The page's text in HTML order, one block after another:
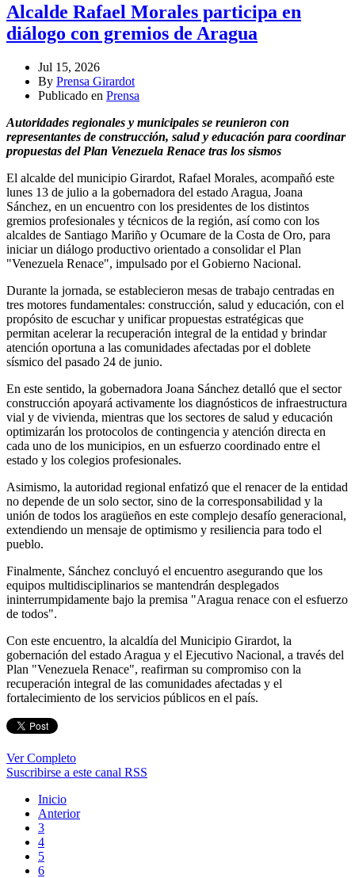
Alcalde Rafael Morales participa en
diálogo con gremios de Aragua
Jul 15, 2026
By Prensa Girardot
Publicado en Prensa
Autoridades regionales y municipales se reunieron con
representantes de construcción, salud y educación para coordinar
propuestas del Plan Venezuela Renace tras los sismos
El alcalde del municipio Girardot, Rafael Morales, acompañó este
lunes 13 de julio a la gobernadora del estado Aragua, Joana
Sánchez, en un encuentro con los presidentes de los distintos
gremios profesionales y técnicos de la región, así como con los
alcaldes de Santiago Mariño y Ocumare de la Costa de Oro, para
iniciar un diálogo productivo orientado a consolidar el Plan
"Venezuela Renace", impulsado por el Gobierno Nacional.
Durante la jornada, se establecieron mesas de trabajo centradas en
tres motores fundamentales: construcción, salud y educación, con el
propósito de escuchar y unificar propuestas estratégicas que
permitan acelerar la recuperación integral de la entidad y brindar
atención oportuna a las comunidades afectadas por el doblete
sísmico del pasado 24 de junio.
En este sentido, la gobernadora Joana Sánchez detalló que el sector
construcción apoyará activamente los diagnósticos de infraestructura
vial y de vivienda, mientras que los sectores de salud y educación
optimizarán los protocolos de contingencia y atención directa en
cada uno de los municipios, en un esfuerzo coordinado entre el
estado y los colegios profesionales.
Asimismo, la autoridad regional enfatizó que el renacer de la entidad
no depende de un solo sector, sino de la corresponsabilidad y la
unión de todos los aragüeños en este complejo desafío generacional,
extendiendo un mensaje de optimismo y resiliencia para todo el
pueblo.
Finalmente, Sánchez concluyó el encuentro asegurando que los
equipos multidisciplinarios se mantendrán desplegados
ininterrumpidamente bajo la premisa "Aragua renace con el esfuerzo
de todos".
Con este encuentro, la alcaldía del Municipio Girardot, la
gobernación del estado Aragua y el Ejecutivo Nacional, a través del
Plan "Venezuela Renace", reafirman su compromiso con la
recuperación integral de las comunidades afectadas y el
fortalecimiento de los servicios públicos en el país.
Ver Completo
Suscribirse a este canal RSS
Inicio
Anterior
3
4
5
6